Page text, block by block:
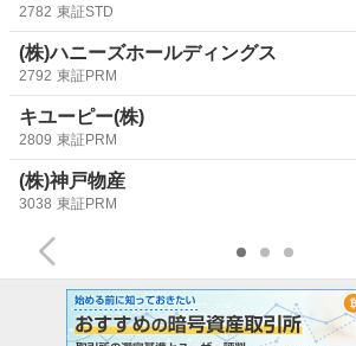
2782 東証STD
(株)ハニーズホールディングス
2792 東証PRM
キユーピー(株)
2809 東証PRM
(株)神戸物産
3038 東証PRM